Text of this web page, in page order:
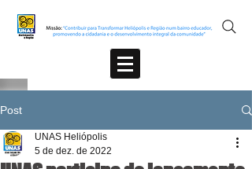
Post
UNAS Heliópolis
5 de dez. de 2022